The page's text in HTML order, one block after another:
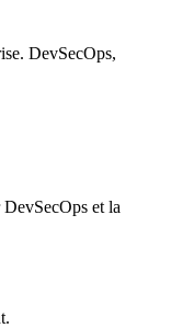
DevSecOps,
et la